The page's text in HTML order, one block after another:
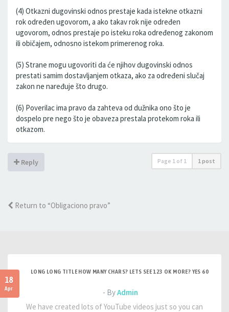
(4) Otkazni dugovinski odnos prestaje kada istekne otkazni
rok određen ugovorom, a ako takav rok nije određen
ugovorom, odnos prestaje po isteku roka određenog zakonom
ili običajem, odnosno istekom primerenog roka.
(5) Strane mogu ugovoriti da će njihov dugovinski odnos
prestati samim dostavljanjem otkaza, ako za određeni slučaj
zakon ne naređuje što drugo.
(6) Poverilac ima pravo da zahteva od dužnika ono što je
dospelo pre nego što je obaveza prestala protekom roka ili
otkazom.
Reply Page 1 of 1 1 post
Return to “Obligaciono pravo”
18
Apr
LONG LONG TITLE HOW MANY CHARS? LETS SEE 123 OK MORE? YES 60
- ByAdmin
We have created lots of YouTube videos just so you can